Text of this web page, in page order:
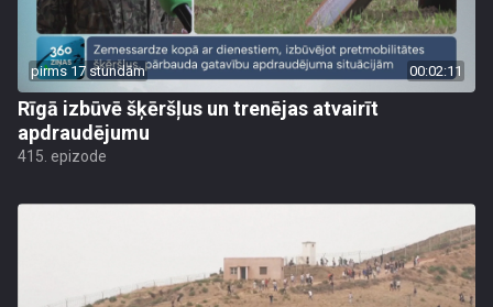
pirms 17 stundām 00:02:11
Rīgā izbūvē šķēršļus un trenējas atvairīt
apdraudējumu
415. epizode